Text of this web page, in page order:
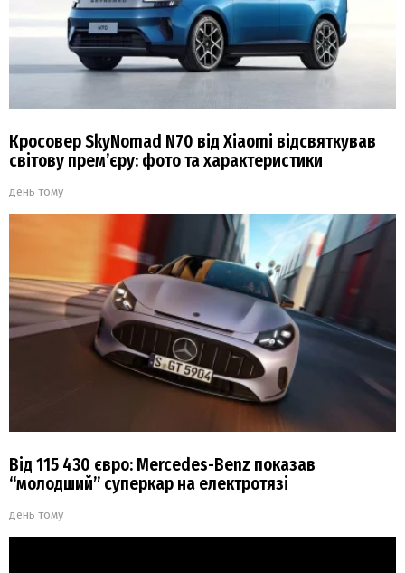
Кросовер SkyNomad N70 від Xiaomi відсвяткував
світову прем’єру: фото та характеристики
день тому
Від 115 430 євро: Mercedes-Benz показав
“молодший” суперкар на електротязі
день тому